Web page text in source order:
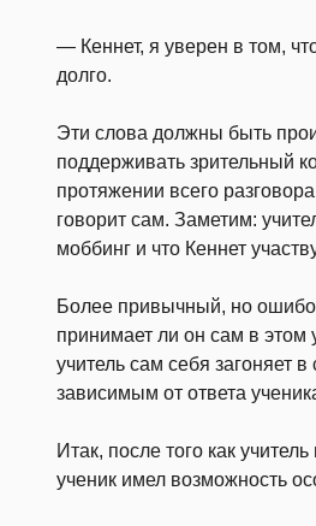
— Кеннет, я уверен в том,
долго.
Эти слова должны быть
поддерживать зрительный
протяжении всего
говорит сам. Заметим:
моббинг и что Кеннет
Более привычный, но
принимает ли он сам в этом
учитель сам себя загоняет
зависимым от ответа
Итак, после того как
ученик имел воз­можность